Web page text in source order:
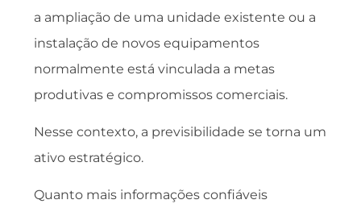
a ampliação de uma unidade existente ou a
instalação de novos equipamentos
normalmente está vinculada a metas
produtivas e compromissos comerciais.
Nesse contexto, a previsibilidade se torna um
ativo estratégico.
Quanto mais informações confiáveis